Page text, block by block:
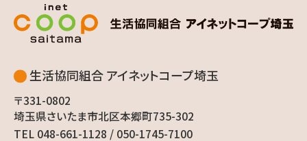
生活協同組合 アイネットコープ埼玉
〒331-0802
埼玉県さいたま市北区本郷町735-302
TEL 048-661-1128 / 050-1745-7100